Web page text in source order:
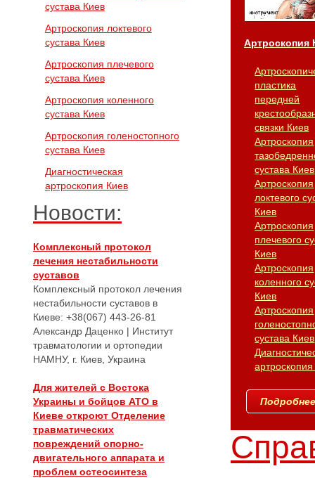
сустава Киев
Артроскопия локтевого
сустава Киев
Артроскопия плечевого
сустава Киев
Артроскопия коленного
сустава Киев
Артроскопия голеностопного
сустава Киев
Диагностическая
артроскопия Киев
Новости:
Комплексный протокол
лечения нестабильности
суставов
Комплексный протокол лечения
нестабильности суставов в
Киеве: +38(067) 443-26-81
Александр Даценко | Институт
травматологии и ортопедии
НАМНУ, г. Киев, Украина
Для жителей с Востока
Украины и бойцов АТО в
Киеве откроют Отделение
травматических
повреждений опорно-
двигательного аппарата и
проблем остеосинтеза
Артроскопия
пластика
передней
связки Киев
Артроскопия
сустава Киев
Артроскопия
локтевого
Киев
Артроскопия
плечевого
Киев
Артроскопия
коленного
Киев
Артроскопия
сустава Киев